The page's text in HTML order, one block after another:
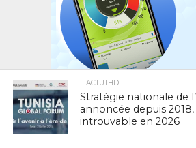
L'ACTUTHD
Stratégie nationale de
annoncée depuis
introuvable en 2026